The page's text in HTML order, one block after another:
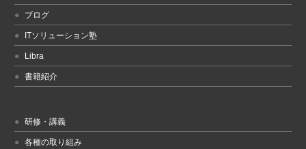
ブログ
ITソリューション塾
Libra
書籍紹介
研修・講義
各種の取り組み